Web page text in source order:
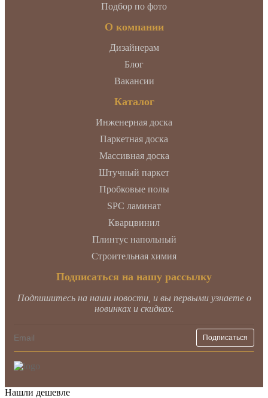
Подбор по фото
О компании
Дизайнерам
Блог
Вакансии
Каталог
Инженерная доска
Паркетная доска
Массивная доска
Штучный паркет
Пробковые полы
SPC ламинат
Кварцвинил
Плинтус напольный
Строительная химия
Подписаться на нашу рассылку
Подпишитесь на наши новости, и вы первыми узнаете о
новинках и скидках.
Нашли дешевле